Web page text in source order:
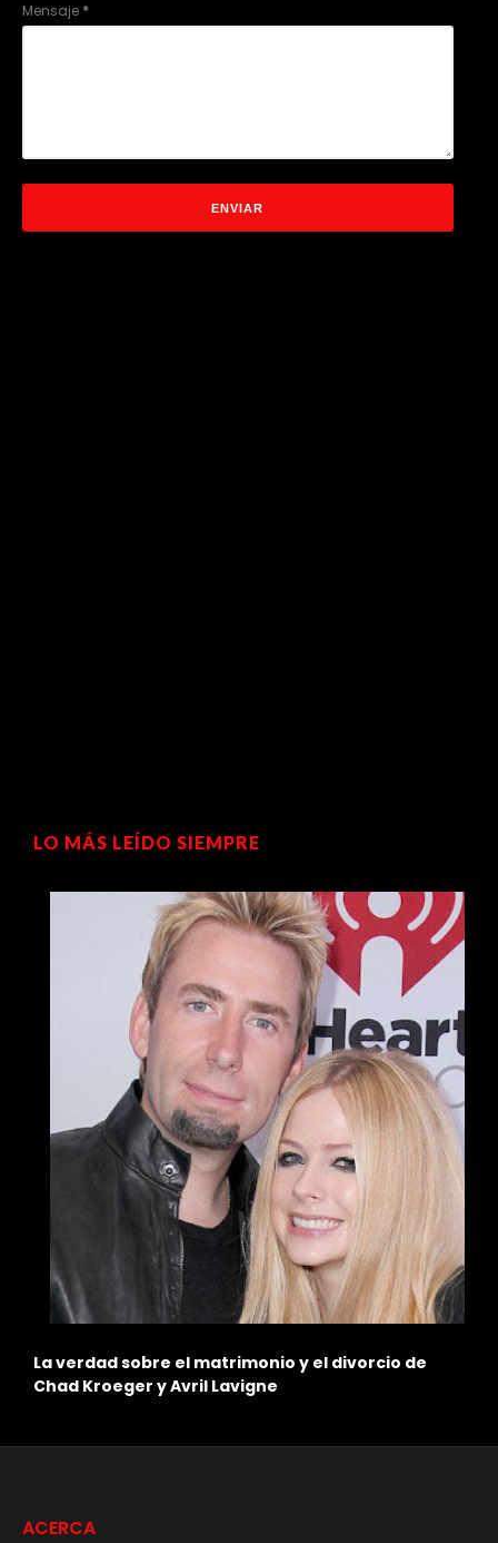
Mensaje *
LO MÁS LEÍDO SIEMPRE
verdad sobre el matrimonio y el divorcio de
Kroeger y Avril Lavigne
ACERCA